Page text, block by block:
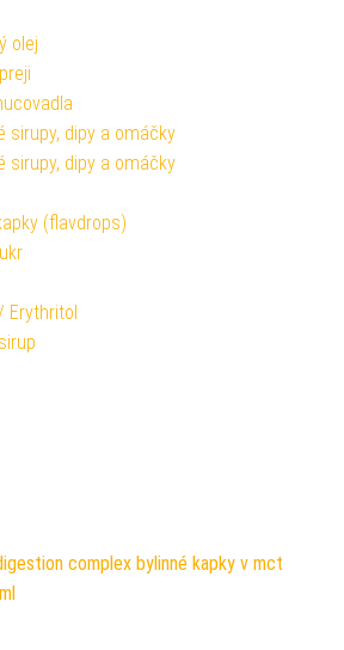
olej
sirupy, dipy a omáčky
sirupy, dipy a omáčky
(flavdrops)
Erythritol
complex bylinné kapky v mct